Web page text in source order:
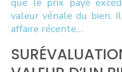
que le prix payé
valeur vénale du bien.
affaire récente…